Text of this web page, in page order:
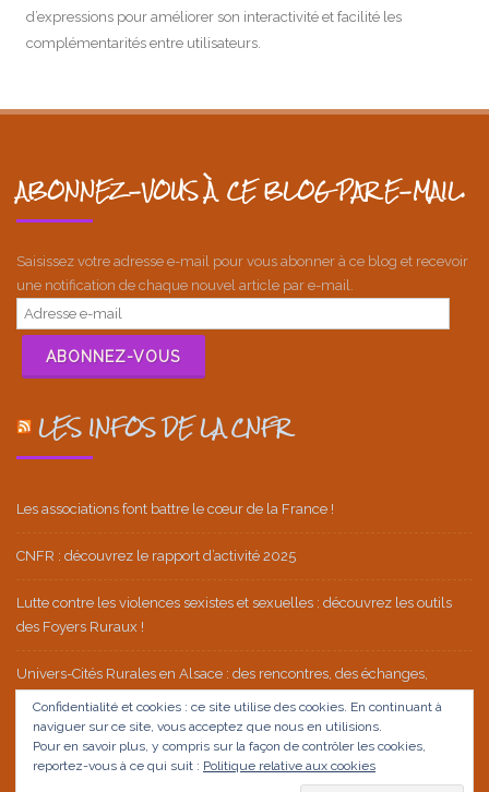
d’expressions pour améliorer son interactivité et facilité les
complémentarités entre utilisateurs.
ABONNEZ-VOUS À CE BLOG PAR E-MAIL.
Saisissez votre adresse e-mail pour vous abonner à ce blog et recevoir
une notification de chaque nouvel article par e-mail.
Adresse
e-
ABONNEZ-VOUS
LES INFOS DE LA CNFR
Les associations font battre le cœur de la France !
CNFR : découvrez le rapport d’activité 2025
Lutte contre les violences sexistes et sexuelles : découvrez les outils
des Foyers Ruraux !
Univers-Cités Rurales en Alsace : des rencontres, des échanges,
beaucoup d’émotions et une belle réussite !
Ça ne tient plus ! Le 11 octobre, mobilisons-nous !
Confidentialité et cookies : ce site utilise des cookies. En continuant à
naviguer sur ce site, vous acceptez que nous en utilisions.
Pour en savoir plus, y compris sur la façon de contrôler les cookies,
reportez-vous à ce qui suit : Politique relative aux cookies